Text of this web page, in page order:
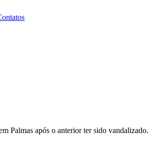
Palmas após o anterior ter sido vandalizado.